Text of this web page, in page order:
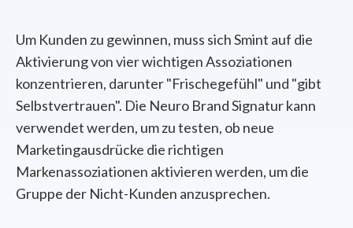
Um Kunden zu gewinnen, muss sich Smint auf die
Aktivierung von vier wichtigen Assoziationen
konzentrieren, darunter "Frischegefühl" und "gibt
Selbstvertrauen". Die Neuro Brand Signatur kann
verwendet werden, um zu testen, ob neue
Marketingausdrücke die richtigen
Markenassoziationen aktivieren werden, um die
Gruppe der Nicht-Kunden anzusprechen.